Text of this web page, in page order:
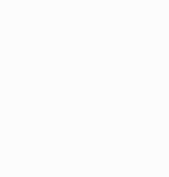
A irregularidade das chuvas
de Treinamento em
apoio à amamentação.…
o único programa de